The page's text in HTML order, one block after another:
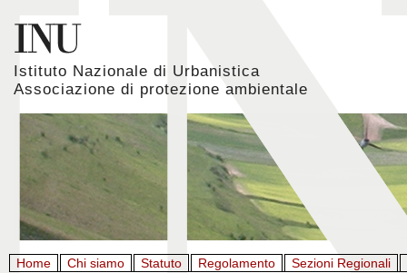
Istituto Nazionale di Urbanistica
Associazione di protezione ambientale
Home Chi siamo Statuto Regolamento Sezioni Regionali